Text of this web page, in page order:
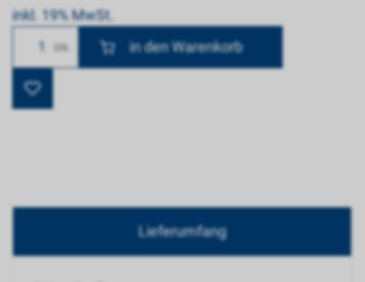
inkl. 19% MwSt.
Anzahl Stk.
Lieferumfang